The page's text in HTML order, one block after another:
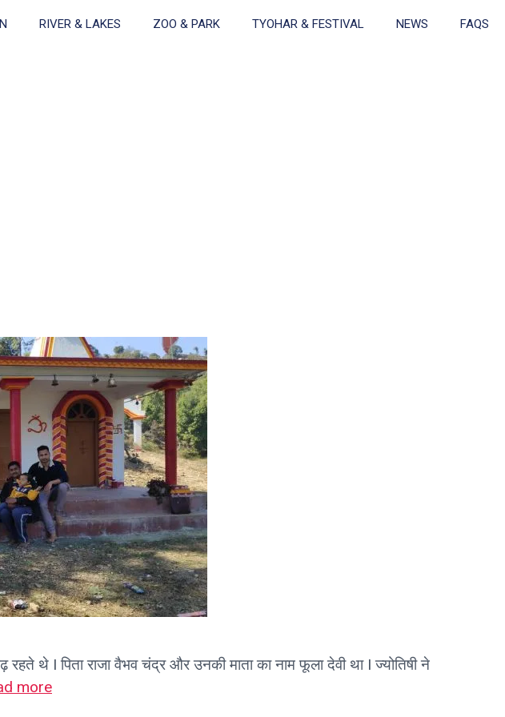
RIVER & LAKES ZOO & PARK TYOHAR & FESTIVAL NEWS FAQS
थे I पिता राजा वैभव चंद्र और उनकी माता का नाम फूला देवी था I ज्योतिषी ने
more